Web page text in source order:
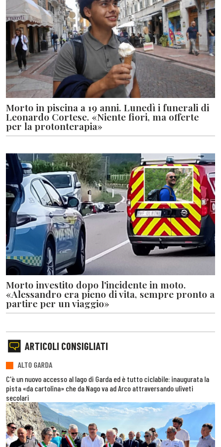
Morto in piscina a 19 anni. Lunedì i funerali di
Leonardo Cortese. «Niente fiori, ma offerte
per la protonterapia»
Morto investito dopo l'incidente in moto.
«Alessandro era pieno di vita, sempre pronto a
partire per un viaggio»
ARTICOLI CONSIGLIATI
ALTO GARDA
C'è un nuovo accesso al lago di Garda ed è tutto ciclabile: inaugurata la
pista «da cartolina» che da Nago va ad Arco attraversando uliveti
secolari